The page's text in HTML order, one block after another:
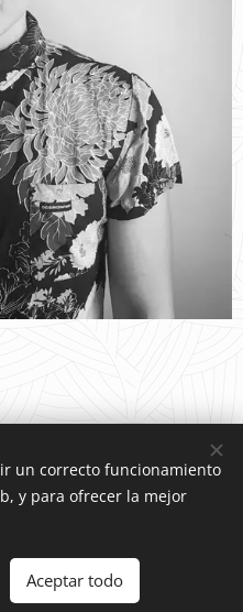
Cookies
Comenzar
un correcto funcionamiento
y para ofrecer la mejor
Aceptar todo